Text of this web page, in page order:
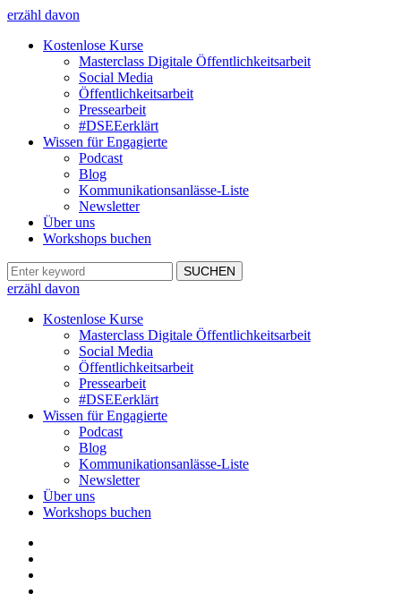
erzähl davon
Kostenlose Kurse
Masterclass Digitale Öffentlichkeitsarbeit
Social Media
Öffentlichkeitsarbeit
Pressearbeit
#DSEEerklärt
Wissen für Engagierte
Podcast
Blog
Kommunikationsanlässe-Liste
Newsletter
Über uns
Workshops buchen
erzähl davon
Kostenlose Kurse
Masterclass Digitale Öffentlichkeitsarbeit
Social Media
Öffentlichkeitsarbeit
Pressearbeit
#DSEEerklärt
Wissen für Engagierte
Podcast
Blog
Kommunikationsanlässe-Liste
Newsletter
Über uns
Workshops buchen